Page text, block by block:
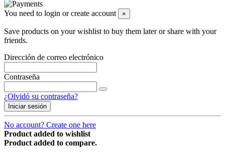
You need to login or create account ×
Save products on your wishlist to buy them later or share with your
friends.
Dirección de correo electrónico
Contraseña
¿Olvidó su contraseña?
Iniciar sesión
No account? Create one here
Product added to wishlist
Product added to compare.